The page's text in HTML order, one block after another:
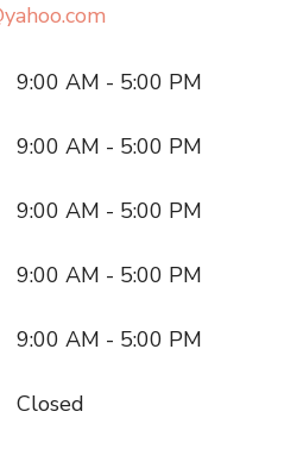
9:00 AM - 5:00 PM
9:00 AM - 5:00 PM
9:00 AM - 5:00 PM
9:00 AM - 5:00 PM
9:00 AM - 5:00 PM
Closed